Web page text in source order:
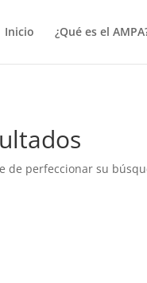
Inicio
¿Qué es el
de perfeccionar su